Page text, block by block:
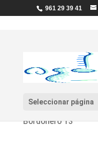
961 29 39 41
Seleccionar página
Inicio/Percusión/
Bordonero 13″